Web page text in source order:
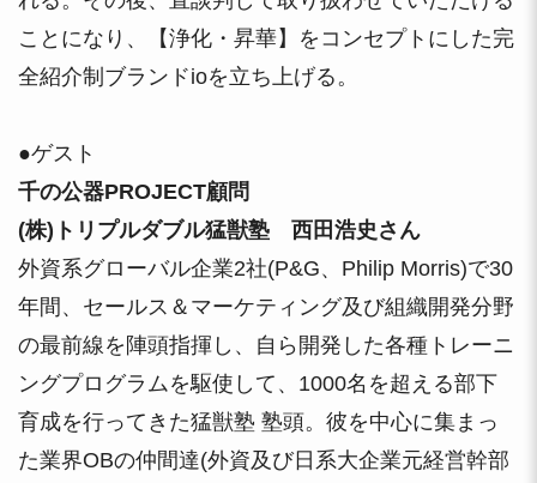
ことになり、【浄化・昇華】をコンセプトにした完
全紹介制ブランドioを立ち上げる。
●ゲスト
千の公器PROJECT顧問
(株)トリプルダブル猛獣塾 西田浩史さん
外資系グローバル企業2社(P&G、Philip Morris)で30
年間、セールス＆マーケティング及び組織開発分野
の最前線を陣頭指揮し、自ら開発した各種トレーニ
ングプログラムを駆使して、1000名を超える部下
育成を行ってきた猛獣塾 塾頭。彼を中心に集まっ
た業界OBの仲間達(外資及び日系大企業元経営幹部